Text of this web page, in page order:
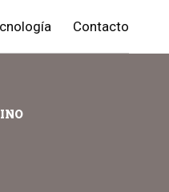
Contacto